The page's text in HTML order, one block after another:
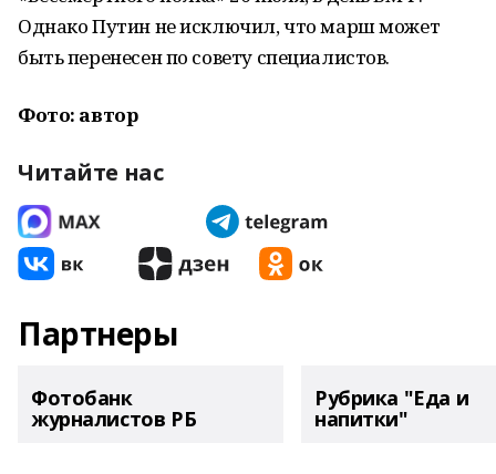
Однако Путин не исключил, что марш может
быть перенесен по совету специалистов.
Фото: автор
Читайте нас
Партнеры
Фотобанк
журналистов РБ
Рубрика "Еда и
напитки"